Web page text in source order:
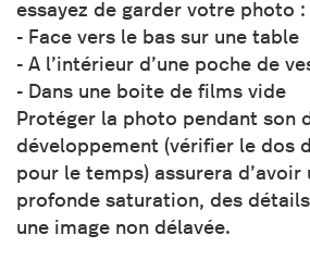
essayez de garder votre photo :
- Face vers le bas sur une table
- A l’intérieur d’une poche de
- Dans une boite de films vide
Protéger la photo pendant son
développement (vérifier le dos
pour le temps) assurera d’avoir
profonde saturation, des
une image non délavée.